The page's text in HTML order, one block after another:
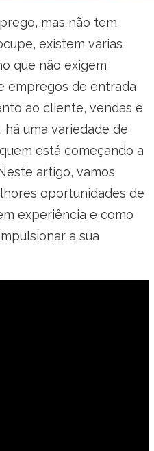
mas não tem
existem várias
que não exigem
empregos de entrada
ao cliente, vendas e
uma variedade de
está começando a
artigo, vamos
oportunidades de
experiência e como
a sua